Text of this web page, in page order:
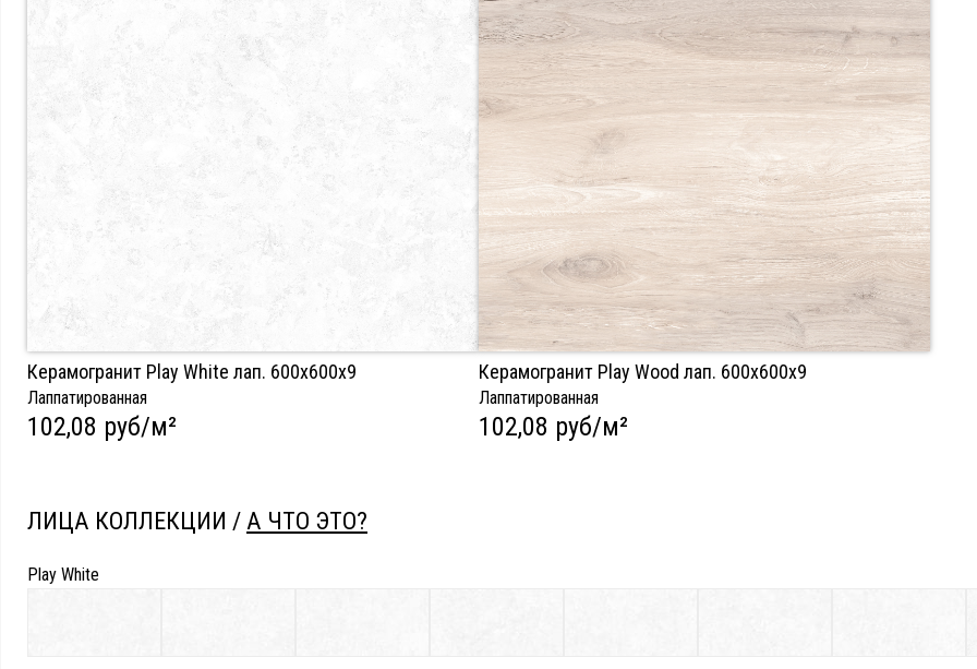
Керамогранит Play White лап. 600х600х9
Лаппатированная
102,08 руб/м²
Керамогранит Play Wood лап. 600х600х9
Лаппатированная
102,08 руб/м²
ЛИЦА КОЛЛЕКЦИИ /А ЧТО ЭТО?
Play White